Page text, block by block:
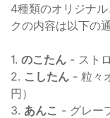
4種類のオリジナ
クの内容は以下の
1. のこたん - スト
2. こしたん - 粒々
円）
3. あんこ - グレー